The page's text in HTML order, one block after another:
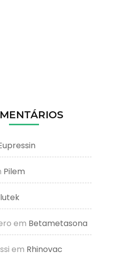
Pilem
em Betametasona
em Rhinovac